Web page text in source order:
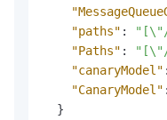
"paths" :
"Paths" :
"canaryModel" :
"CanaryModel" :
}